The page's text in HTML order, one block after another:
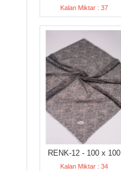
Kalan Miktar : 37
RENK-12 - 100 x 100
Kalan Miktar : 34